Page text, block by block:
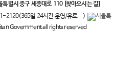
특별시 중구 세종대로 110 [찾아오시는 길]
2120(365일 24시간 운영/유료
)
Government all rights reserved